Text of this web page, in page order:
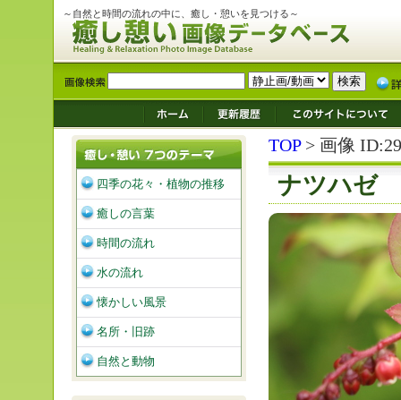
～自然と時間の流れの中に、癒し・憩いを見つける～
TOP> 画像
ナツハゼ
四季の花々・植物の推移
癒しの言葉
時間の流れ
水の流れ
懐かしい風景
名所・旧跡
自然と動物